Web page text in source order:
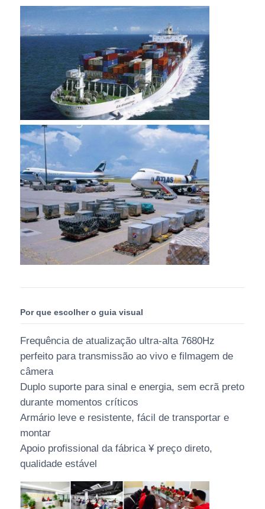
Por que escolher o guia visual
Frequência de atualização ultra-alta 7680Hz
perfeito para transmissão ao vivo e filmagem de
câmera
Duplo suporte para sinal e energia, sem ecrã preto
durante momentos críticos
Armário leve e resistente, fácil de transportar e
montar
Apoio profissional da fábrica ¥ preço direto,
qualidade estável